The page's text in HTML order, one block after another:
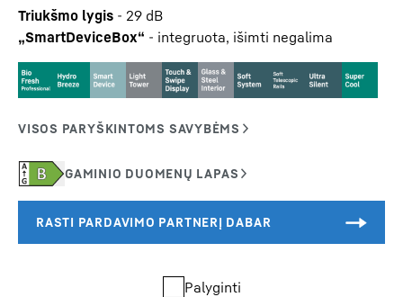
Triukšmo lygis - 29 dB
„SmartDeviceBox“ - integruota, išimti negalima
Palyginti